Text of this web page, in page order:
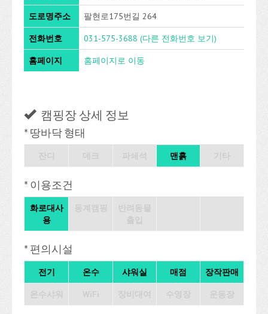
도로명주소 팔현로175번길 264
전화번호 031-575-3688 (다른 전화번호 보기)
홈페이지 홈페이지로 이동
캠핑장 상세 정보
* 땅바닥 형태
맨흙
* 이용조건
화로대사
용
* 편의시설
전기 온수 샤워실 매점 장작판매